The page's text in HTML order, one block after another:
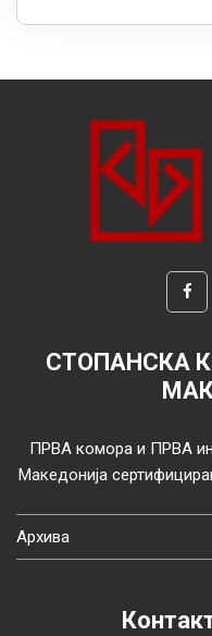
СТОПАНСКА
ПРВА комора и ПРВА
Македонија
Архива